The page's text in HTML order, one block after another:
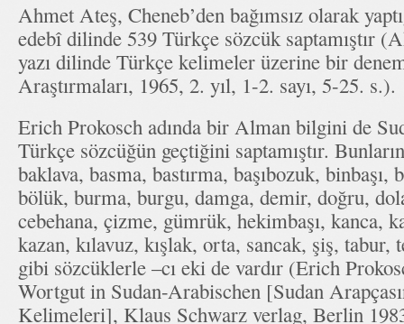
Ahmet Ateş, Cheneb’den bağımsız olarak
edebî dilinde 539 Türkçe sözcük saptamıştır
yazı dilinde Türkçe kelimeler üzerine bir
Araştırmaları, 1965, 2. yıl, 1-2. sayı, 5-25. s.).
Erich Prokosch adında bir Alman bilgini de
Türkçe sözcüğün geçtiğini saptamıştır.
baklava, basma, bastırma, başıbozuk,
bölük, burma, burgu, damga, demir, doğru,
cebehana, çizme, gümrük, hekimbaşı, kanca,
kazan, kılavuz, kışlak, orta, sancak, şiş, tabur,
gibi sözcüklerle –cı eki de vardır (Erich
Wortgut in Sudan-Arabischen [Sudan
Kelimeleri], Klaus Schwarz verlag, Berlin